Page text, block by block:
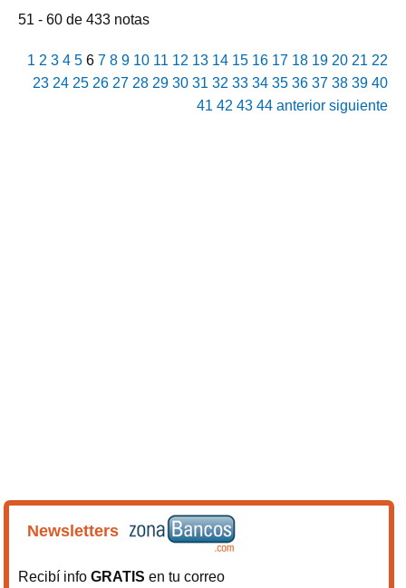
51 - 60 de 433 notas
1 2 3 4 56 7 8 9 10 11 12 13 14 15 16 17 18 19 20 21 22
23 24 25 26 27 28 29 30 31 32 33 34 35 36 37 38 39 40
41 42 43 44 anterior siguiente
Newsletters
Recibí infoGRATIS en tu correo